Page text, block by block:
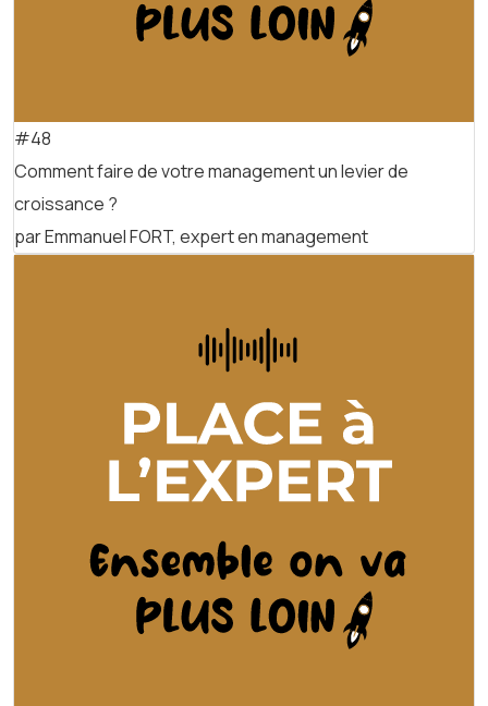
#48
Comment faire de votre management un levier de
croissance ?
par Emmanuel FORT, expert en management